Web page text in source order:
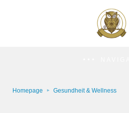
Homepage Gesundheit & Wellness